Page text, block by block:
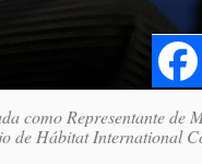
como Representante de
de Hábitat International